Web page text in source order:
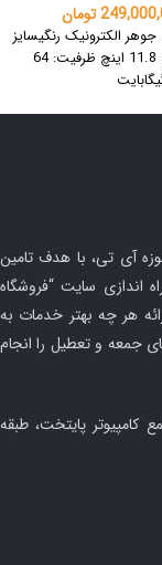
تومان
الکترونیک رنگیسایز
ظرفیت: 64
آی تی، با هدف تامین
اندازی سایت “فروشگاه
هر چه بهتر خدمات به
جمعه و تعطیل را انجام
کامپیوتر پایتخت، طبقه